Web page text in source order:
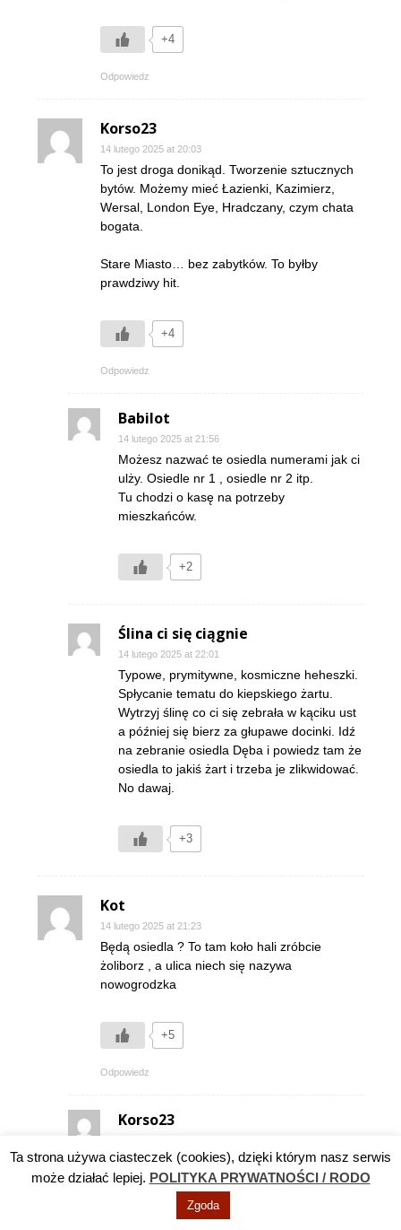
+4
Odpowiedz
Korso23
14 lutego 2025 at 20:03
To jest droga donikąd. Tworzenie sztucznych
bytów. Możemy mieć Łazienki, Kazimierz,
Wersal, London Eye, Hradczany, czym chata
bogata.
Stare Miasto… bez zabytków. To byłby
prawdziwy hit.
+4
Odpowiedz
Babilot
14 lutego 2025 at 21:56
Możesz nazwać te osiedla numerami jak ci
ulży. Osiedle nr 1 , osiedle nr 2 itp.
Tu chodzi o kasę na potrzeby
mieszkańców.
+2
Ślina ci się ciągnie
14 lutego 2025 at 22:01
Typowe, prymitywne, kosmiczne heheszki.
Spłycanie tematu do kiepskiego żartu.
Wytrzyj ślinę co ci się zebrała w kąciku ust
a później się bierz za głupawe docinki. Idź
na zebranie osiedla Dęba i powiedz tam że
osiedla to jakiś żart i trzeba je zlikwidować.
No dawaj.
+3
Kot
14 lutego 2025 at 21:23
Będą osiedla ? To tam koło hali zróbcie
żoliborz , a ulica niech się nazywa
nowogrodzka
+5
Odpowiedz
Korso23
Kabaret.
+1
Ta strona używa ciasteczek (cookies), dzięki którym nasz serwis
może działać lepiej. POLITYKA PRYWATNOŚCI / RODO
Zgoda